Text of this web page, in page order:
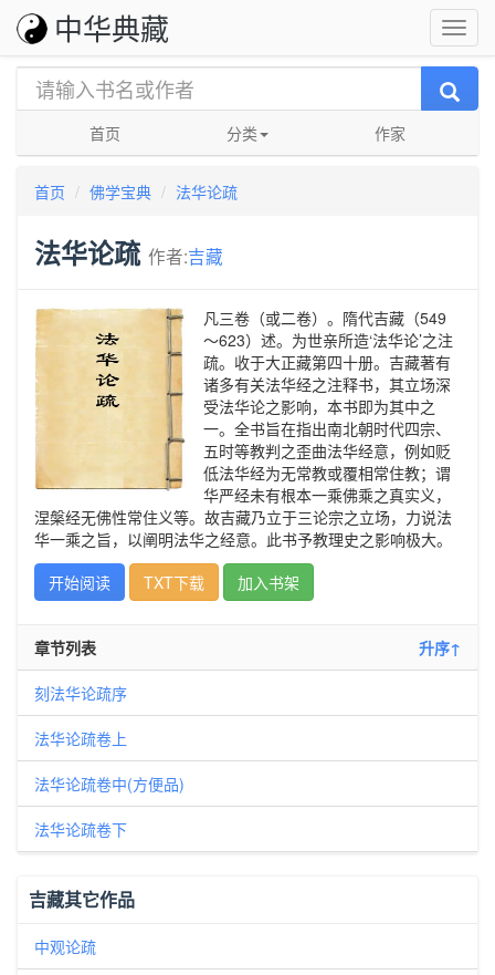
中华典藏
首页 分类 作家
首页 佛学宝典 法华论疏
法华论疏 作者:吉藏
凡三卷（或二卷）。隋代吉藏（549
～623）述。为世亲所造‘法华论’之注
疏。收于大正藏第四十册。吉藏著有
诸多有关法华经之注释书，其立场深
受法华论之影响，本书即为其中之
一。全书旨在指出南北朝时代四宗、
五时等教判之歪曲法华经意，例如贬
低法华经为无常教或覆相常住教；谓
华严经未有根本一乘佛乘之真实义，
涅槃经无佛性常住义等。故吉藏乃立于三论宗之立场，力说法
华一乘之旨，以阐明法华之经意。此书予教理史之影响极大。
开始阅读
TXT下载 加入书架
章节列表 升序↑
刻法华论疏序
法华论疏卷上
法华论疏卷中(方便品)
法华论疏卷下
吉藏其它作品
中观论疏